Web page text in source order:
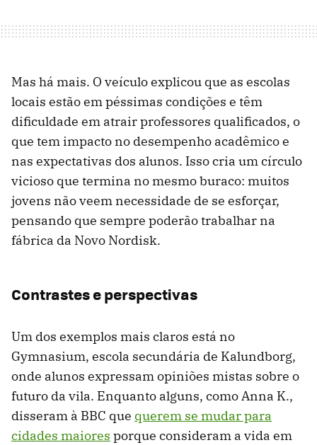
Mas há mais. O veículo explicou que as escolas
locais estão em péssimas condições e têm
dificuldade em atrair professores qualificados, o
que tem impacto no desempenho acadêmico e
nas expectativas dos alunos. Isso cria um círculo
vicioso que termina no mesmo buraco: muitos
jovens não veem necessidade de se esforçar,
pensando que sempre poderão trabalhar na
fábrica da Novo Nordisk.
Contrastes e perspectivas
Um dos exemplos mais claros está no
Gymnasium, escola secundária de Kalundborg,
onde alunos expressam opiniões mistas sobre o
futuro da vila. Enquanto alguns, como Anna K.,
disseram à BBC que querem se mudar para
cidades maiores porque consideram a vida em